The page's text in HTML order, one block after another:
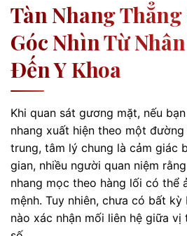
Tàn Nhang
Góc Nhìn Từ
Đến Y Khoa
Khi quan sát gương mặt, nếu
nhang xuất hiện theo một
trung, tâm lý chung là cảm giác
gian, nhiều người quan niệm
nhang mọc theo hàng lối có thể
mệnh. Tuy nhiên, chưa có bất
nào xác nhận mối liên hệ giữa